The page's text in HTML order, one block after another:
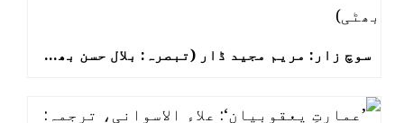
سوچ زار: مریم مجید ڈار (تبصرہ: بلال حسن بھٹی)